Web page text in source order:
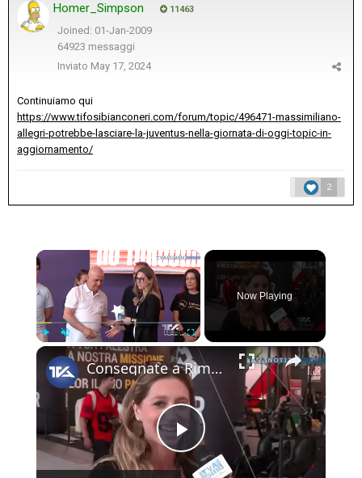
Homer_Simpson 11463
Joined: 01-Jan-2009
64923 messaggi
Inviato May 17, 2024
Continuiamo qui
https://www.tifosibianconeri.com/forum/topic/496471-massimiliano-
allegri-potrebbe-lasciare-la-juventus-nella-giornata-di-oggi-topic-in-
aggiornamento/
2
×
Unmute Fullscreen
Now Playing
×
Play
Consegnate a Rimini le borse di studio del Premio Ilenia Scarantino 2026 organizzato dal Gruppo Sici